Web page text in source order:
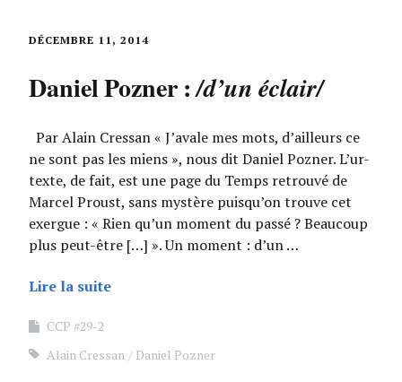
DÉCEMBRE 11, 2014
Daniel Pozner :/d’un éclair/
Par Alain Cressan « J’avale mes mots, d’ailleurs ce
ne sont pas les miens », nous dit Daniel Pozner. L’ur-
texte, de fait, est une page du Temps retrouvé de
Marcel Proust, sans mystère puisqu’on trouve cet
exergue : « Rien qu’un moment du passé ? Beaucoup
plus peut-être […] ». Un moment : d’un …
Lire la suite
CCP #29-2
Alain Cressan
Daniel Pozner